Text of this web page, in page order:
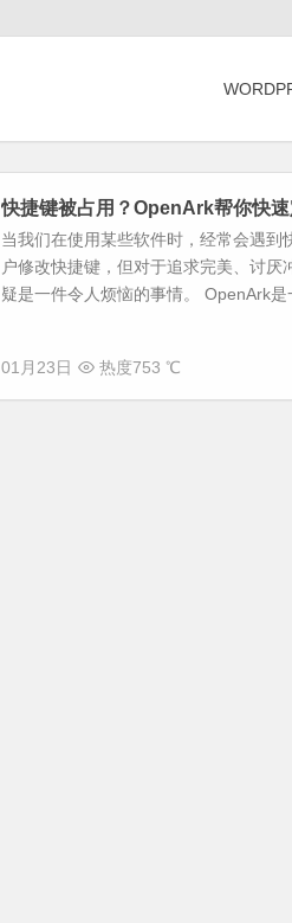
快捷键被占用？OpenArk帮你快
当我们在使用某些软件时，经常会遇到
户修改快捷键，但对于追求完美、讨
疑是一件令人烦恼的事情。 OpenArk是
01月23日 热度753 ℃